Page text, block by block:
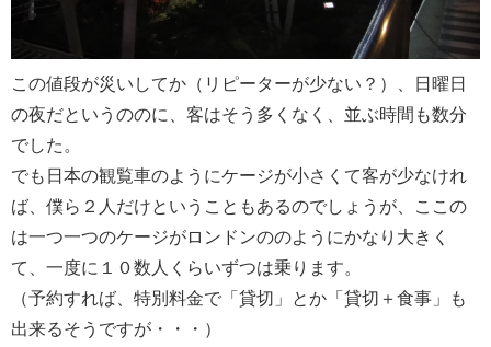
この値段が災いしてか（リピーターが少ない？）、日曜日
の夜だというののに、客はそう多くなく、並ぶ時間も数分
でした。
でも日本の観覧車のようにケージが小さくて客が少なけれ
ば、僕ら２人だけということもあるのでしょうが、ここの
は一つ一つのケージがロンドンののようにかなり大きく
て、一度に１０数人くらいずつは乗ります。
（予約すれば、特別料金で「貸切」とか「貸切＋食事」も
出来るそうですが・・・）